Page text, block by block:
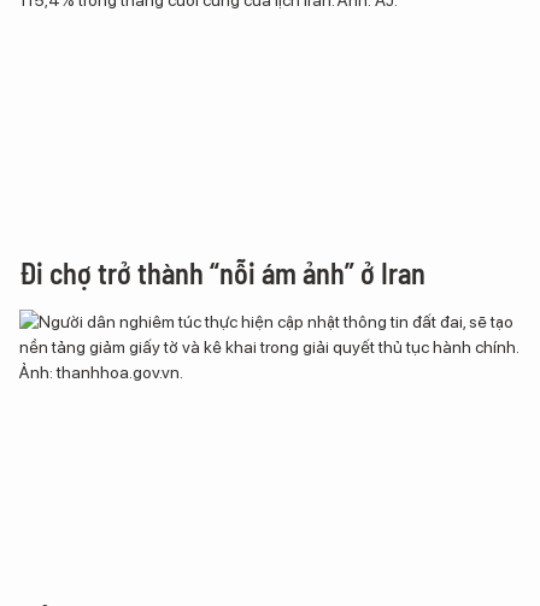
Đi chợ trở thành “nỗi ám ảnh” ở Iran